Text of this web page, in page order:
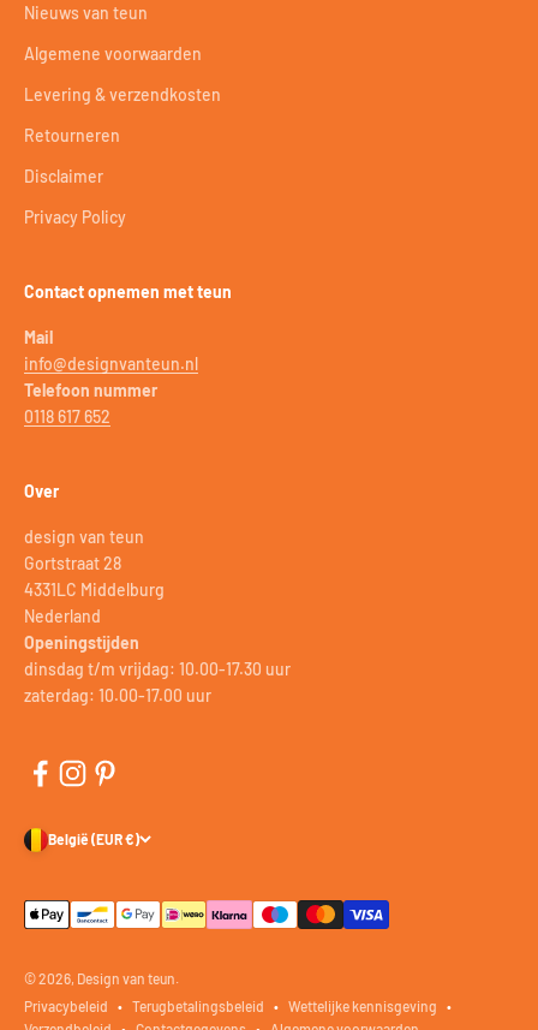
Nieuws van teun
Algemene voorwaarden
Levering & verzendkosten
Retourneren
Disclaimer
Privacy Policy
Contact opnemen met teun
Mail
info@designvanteun.nl
Telefoon nummer
0118 617 652
Over
design van teun
Gortstraat 28
4331LC Middelburg
Nederland
Openingstijden
dinsdag t/m vrijdag: 10.00-17.30 uur
zaterdag: 10.00-17.00 uur
België (EUR €)
© 2026, Design van teun.
Privacybeleid
Terugbetalingsbeleid
Wettelijke kennisgeving